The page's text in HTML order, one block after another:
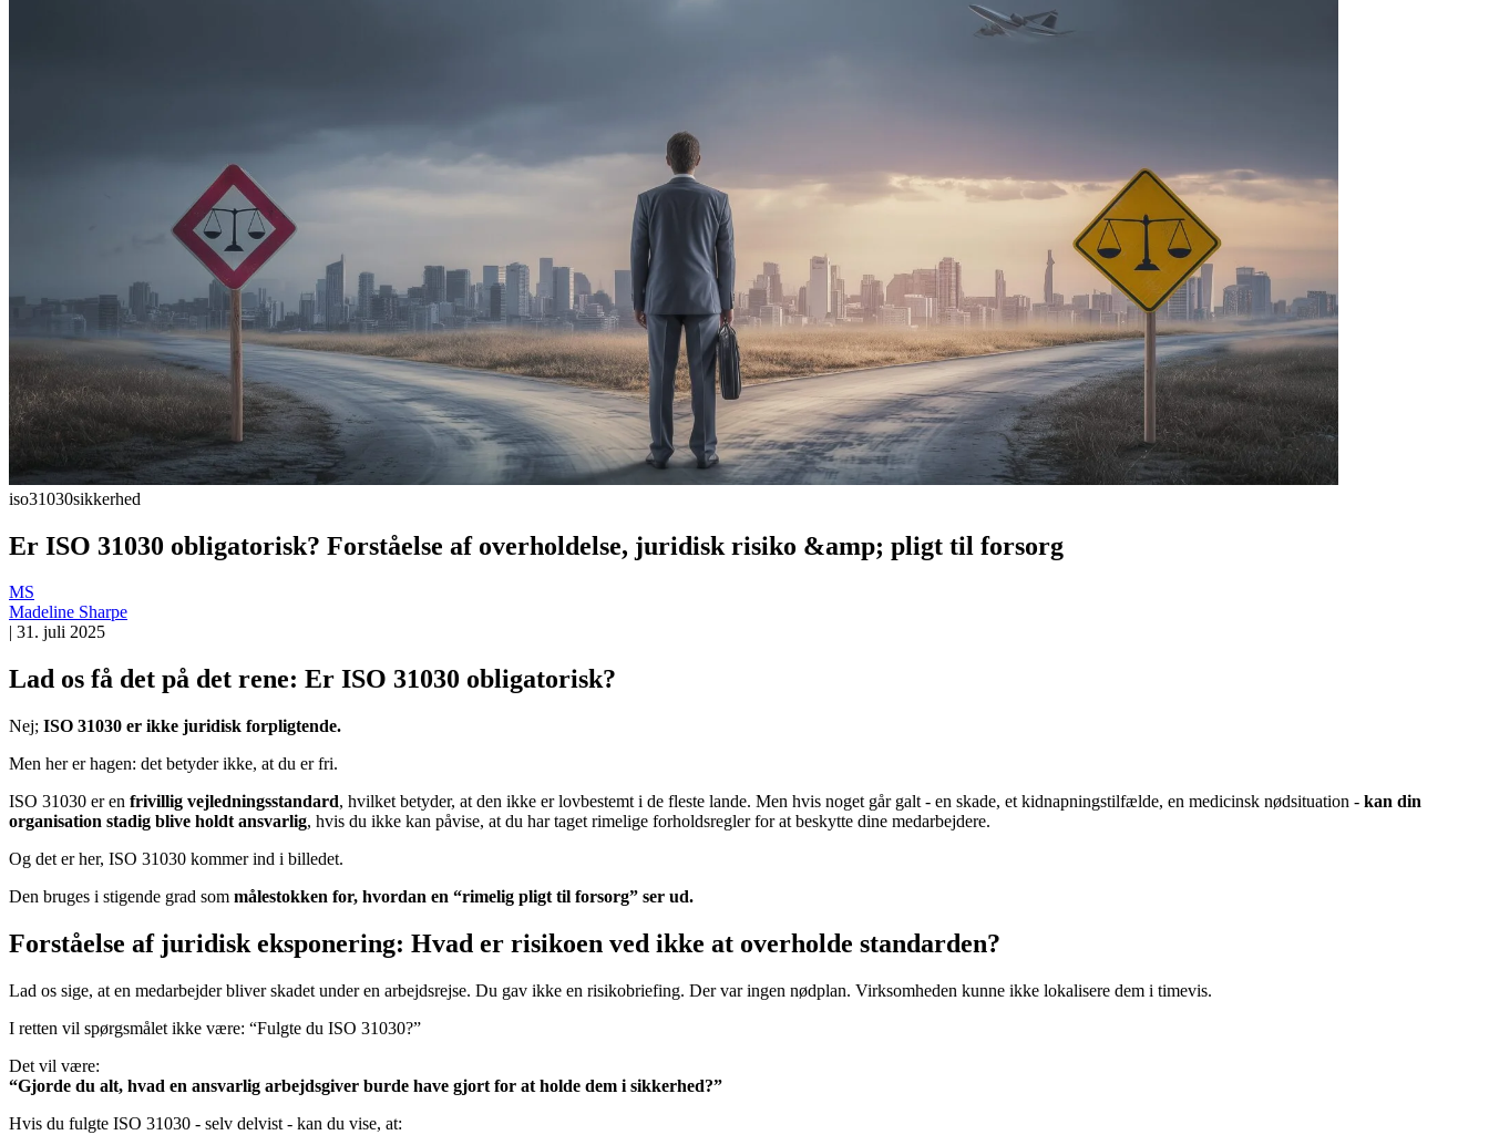
iso31030sikkerhed
Er ISO 31030 obligatorisk? Forståelse af overholdelse, juridisk risiko &amp; pligt til forsorg
MS
Madeline Sharpe
| 31. juli 2025
Lad os få det på det rene: Er ISO 31030 obligatorisk?
Nej; ISO 31030 er ikke juridisk forpligtende.
Men her er hagen: det betyder ikke, at du er fri.
ISO 31030 er en frivillig vejledningsstandard, hvilket betyder, at den ikke er lovbestemt i de fleste lande. Men hvis noget går galt - en skade, et kidnapningstilfælde, en medicinsk nødsituation - kan din
organisation stadig blive holdt ansvarlig, hvis du ikke kan påvise, at du har taget rimelige forholdsregler for at beskytte dine medarbejdere.
Og det er her, ISO 31030 kommer ind i billedet.
Den bruges i stigende grad som målestokken for, hvordan en “rimelig pligt til forsorg” ser ud.
Forståelse af juridisk eksponering: Hvad er risikoen ved ikke at overholde standarden?
Lad os sige, at en medarbejder bliver skadet under en arbejdsrejse. Du gav ikke en risikobriefing. Der var ingen nødplan. Virksomheden kunne ikke lokalisere dem i timevis.
I retten vil spørgsmålet ikke være: “Fulgte du ISO 31030?”
Det vil være:
“Gjorde du alt, hvad en ansvarlig arbejdsgiver burde have gjort for at holde dem i sikkerhed?”
Hvis du fulgte ISO 31030 - selv delvist - kan du vise, at: